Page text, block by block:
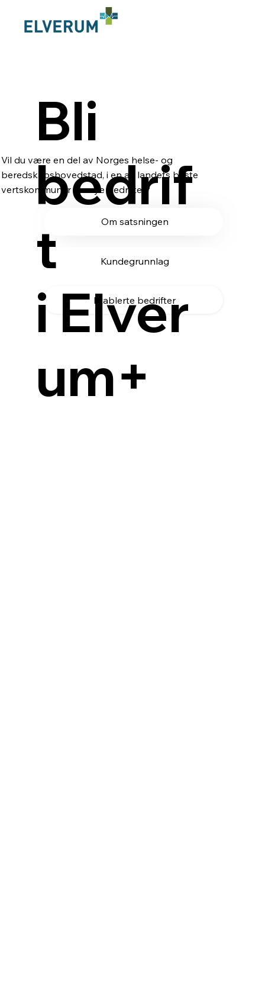
Vil du være en del av Norges helse- og
beredskapshovedstad, i en av landets beste
vertskommuner for nye bedrifter?
Om satsningen
Kundegrunnlag
Etablerte bedrifter
Bli
bedrif
t
i Elver
um+